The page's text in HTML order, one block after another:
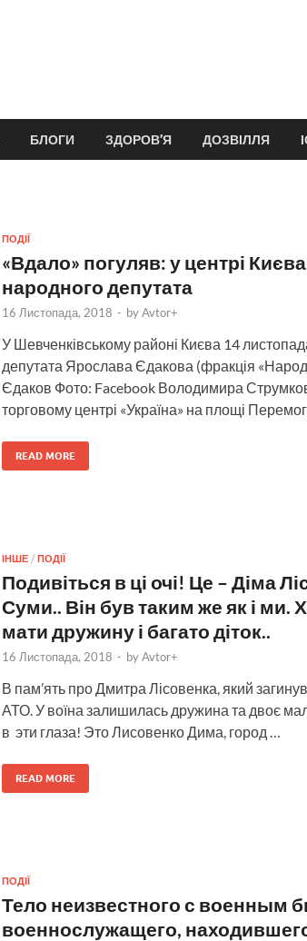
БЛОГИ ЗДОРОВ’Я ДОЗВІЛЛЯ
ПОДІЇ
«Вдало» погуляв: у центрі
народного депутата
16 Листопада, 2018 - byAvtor+
У Шевченківському районі Києва 14
депутата Ярослава Єдакова (фракція
Єдаков Фото: Facebook Володимира
торговому центрі «Україна» на площі
READ MORE
ІНШЕ/ ПОДІЇ
Подивіться в ці очі! Це – Діма
Суми.. Він був таким же як і ми.
мати дружину і багато діток..
16 Листопада, 2018 - byAvtor+
В пам’ять про Дмитра Лісовенка, який
АТО. У воїна залишилась дружина та двоє
в эти глаза! Это Лисовенко Дима, город …
READ MORE
ПОДІЇ
Тело неизвестного с военным
военнослужащего,